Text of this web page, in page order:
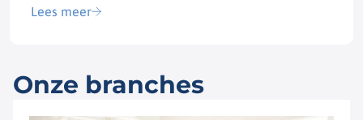
Lees meer
Onze branches